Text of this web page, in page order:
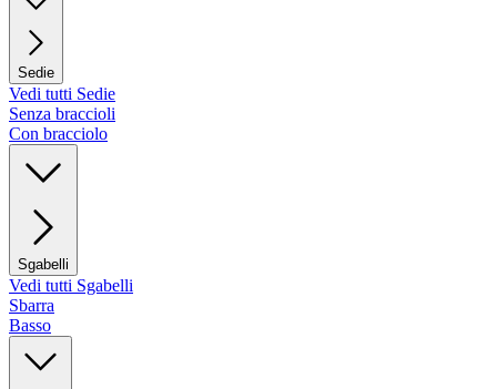
Sedie
Vedi tutti Sedie
Senza braccioli
Con bracciolo
Sgabelli
Vedi tutti Sgabelli
Sbarra
Basso